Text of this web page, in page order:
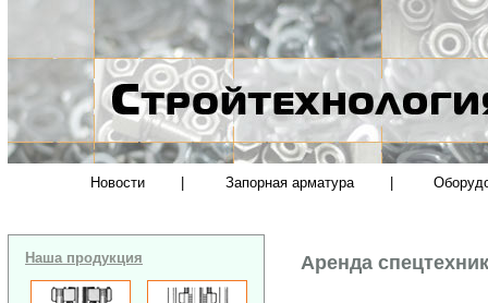
Новости Запорная арматура
Наша продукция Аренда